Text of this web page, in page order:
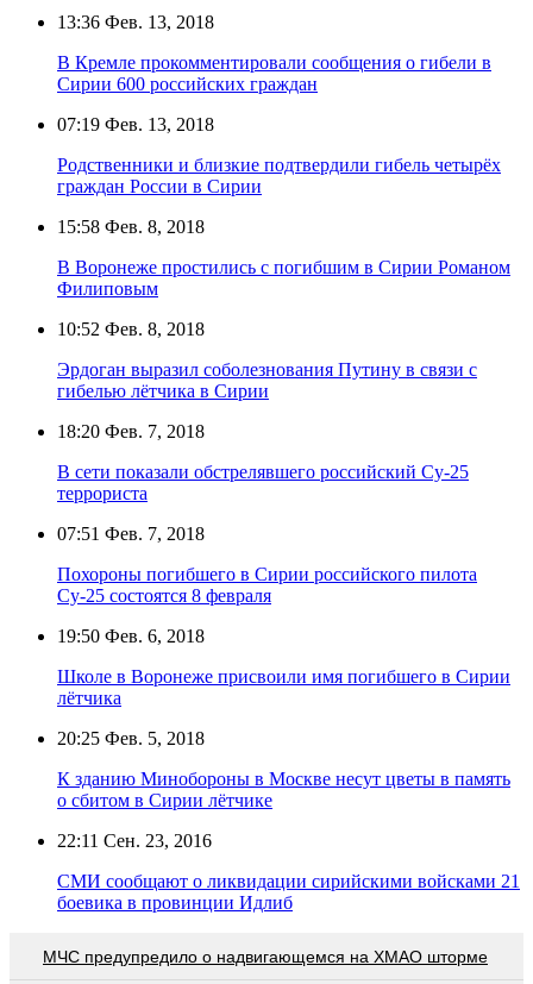
13:36 Фев. 13, 2018
В Кремле прокомментировали сообщения о гибели в
Сирии 600 российских граждан
07:19 Фев. 13, 2018
Родственники и близкие подтвердили гибель четырёх
граждан России в Сирии
15:58 Фев. 8, 2018
В Воронеже простились с погибшим в Сирии Романом
Филиповым
10:52 Фев. 8, 2018
Эрдоган выразил соболезнования Путину в связи с
гибелью лётчика в Сирии
18:20 Фев. 7, 2018
В сети показали обстрелявшего российский Су-25
террориста
07:51 Фев. 7, 2018
Похороны погибшего в Сирии российского пилота
Су-25 состоятся 8 февраля
19:50 Фев. 6, 2018
Школе в Воронеже присвоили имя погибшего в Сирии
лётчика
20:25 Фев. 5, 2018
К зданию Минобороны в Москве несут цветы в память
о сбитом в Сирии лётчике
22:11 Сен. 23, 2016
СМИ сообщают о ликвидации сирийскими войсками 21
боевика в провинции Идлиб
МЧС предупредило о надвигающемся на ХМАО шторме